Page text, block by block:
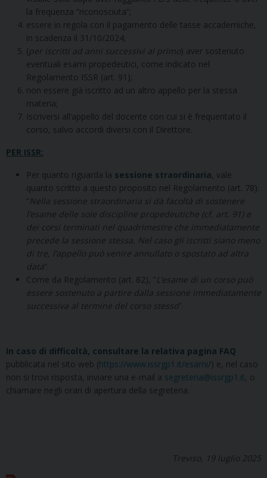
la frequenza “riconosciuta”;
essere in regola con il pagamento delle tasse accademiche,
in scadenza il 31/10/2024;
(per iscritti ad anni successivi al primo) aver sostenuto
eventuali esami propedeutici, come indicato nel
Regolamento ISSR (art. 91);
non essere già iscritto ad un altro appello per la stessa
materia;
Iscriversi all’appello del docente con cui si è frequentato il
corso, salvo accordi diversi con il Direttore.
PER ISSR:
Per quanto riguarda la sessione straordinaria, vale
quanto scritto a questo proposito nel Regolamento (art. 78):
“Nella sessione straordinaria si dà facoltà di sostenere
l’esame delle sole discipline propedeutiche (cf. art. 91) e
dei corsi terminati nel quadrimestre che immediatamente
precede la sessione stessa. Nel caso gli iscritti siano meno
di tre, l’appello può venire annullato o spostato ad altra
data”.
Come da Regolamento (art. 82), “L’esame di un corso può
essere sostenuto a partire dalla sessione immediatamente
successiva al termine del corso stesso”.
In caso di difficoltà, consultare la relativa pagina FAQ
pubblicata nel sito web (https://www.issrgp1.it/esami/) e, nel caso
non si trovi risposta, inviare una e-mail a segreteria@issrgp1.it, o
chiamare negli orari di apertura della segreteria.
Treviso, 19 luglio 2025